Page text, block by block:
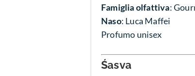
Famiglia olfattiva:
Naso: Luca Maffei
Profumo unisex
Śasva